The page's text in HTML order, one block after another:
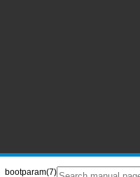
bootparam(7)